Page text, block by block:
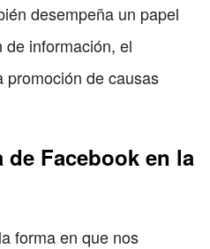
desempeña un papel
información, el
promoción de causas
Facebook en la
forma en que nos